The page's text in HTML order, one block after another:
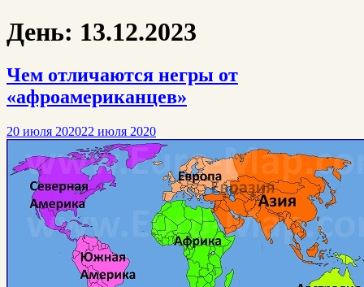
День: 13.12.2023
Чем отличаются негры от
«афроамериканцев»
20 июля 202022 июля 2020